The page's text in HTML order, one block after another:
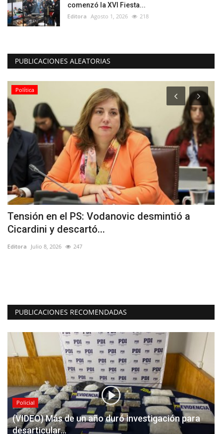
comenzó la XVI Fiesta...
Editora Agosto 1, 2026 218
PUBLICACIONES ALEATORIAS
Política
Tensión en el PS: Vodanovic desmintió a
Cicardini y descartó...
Editora Julio 8, 2026 247
PUBLICACIONES RECOMENDADAS
Policial
(VIDEO) Más de un año duró investigación para
desarticular...